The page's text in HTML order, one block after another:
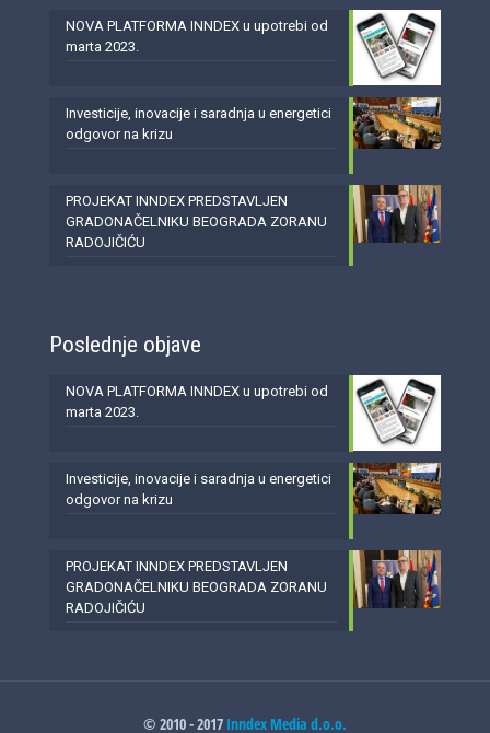
NOVA PLATFORMA INNDEX u upotrebi od
marta 2023.
Investicije, inovacije i saradnja u energetici
odgovor na krizu
PROJEKAT INNDEX PREDSTAVLJEN
GRADONAČELNIKU BEOGRADA ZORANU
RADOJIČIĆU
Poslednje objave
NOVA PLATFORMA INNDEX u upotrebi od
marta 2023.
Investicije, inovacije i saradnja u energetici
odgovor na krizu
PROJEKAT INNDEX PREDSTAVLJEN
GRADONAČELNIKU BEOGRADA ZORANU
RADOJIČIĆU
© 2010 - 2017 Inndex Media d.o.o.